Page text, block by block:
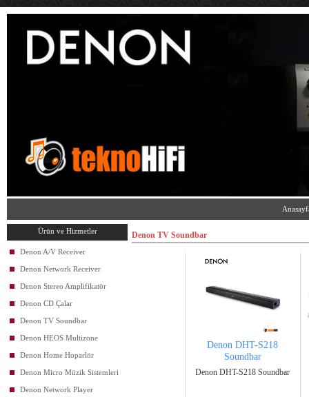
Ürün ve Hizmetler
Denon A/V Receiver
Denon Network Receiver
Denon Stereo Amplifikatör
Denon CD Çalar
Denon TV Soundbar
Denon HEOS Multizone
Denon Home Hoparlör
Denon Micro Müzik Sistemleri
Denon Network Player
Denon TV Soundbar
Denon DHT-S218
Soundbar
Denon DHT-S218 Soundbar